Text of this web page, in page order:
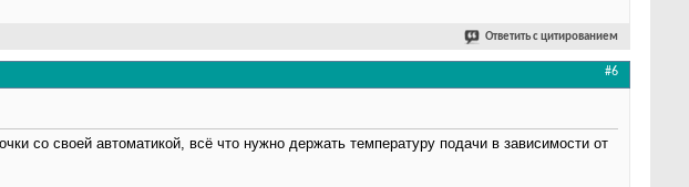
Ответить с цитированием
#6
со своей автоматикой, всё что нужно держать температуру подачи в зависимости от